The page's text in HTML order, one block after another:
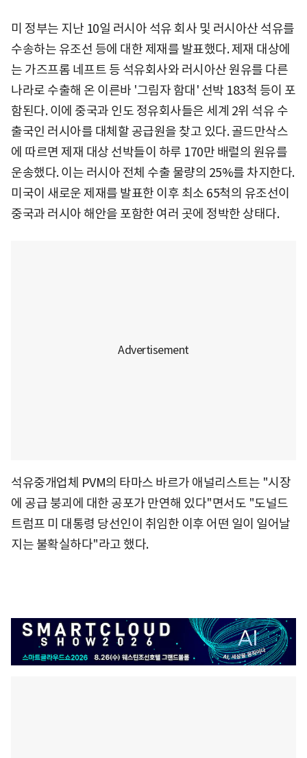
미 정부는 지난 10일 러시아 석유 회사 및 러시아산 석유를
수송하는 유조선 등에 대한 제재를 발표했다. 제재 대상에
는 가즈프롬 네프트 등 석유회사와 러시아산 원유를 다른
나라로 수출해 온 이른바 '그림자 함대' 선박 183척 등이 포
함된다. 이에 중국과 인도 정유회사들은 세계 2위 석유 수
출국인 러시아를 대체할 공급원을 찾고 있다. 골드만삭스
에 따르면 제재 대상 선박들이 하루 170만 배럴의 원유를
운송했다. 이는 러시아 전체 수출 물량의 25%를 차지한다.
미국이 새로운 제재를 발표한 이후 최소 65척의 유조선이
중국과 러시아 해안을 포함한 여러 곳에 정박한 상태다.
석유중개업체 PVM의 타마스 바르가 애널리스트는 "시장
에 공급 붕괴에 대한 공포가 만연해 있다"면서도 "도널드
트럼프 미 대통령 당선인이 취임한 이후 어떤 일이 일어날
지는 불확실하다"라고 했다.